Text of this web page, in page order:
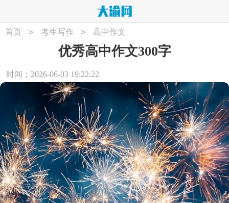
首页 > 考生写作 > 高中作文
优秀高中作文300字
时间：2026-06-03 19:22:22